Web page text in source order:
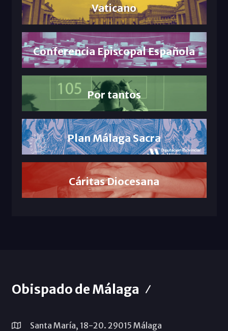
Vaticano
Conferencia Episcopal Española
Por tantos
Plan Málaga Sacra
Cáritas Diocesana
Obispado de Málaga
Santa María, 18-20. 29015 Málaga